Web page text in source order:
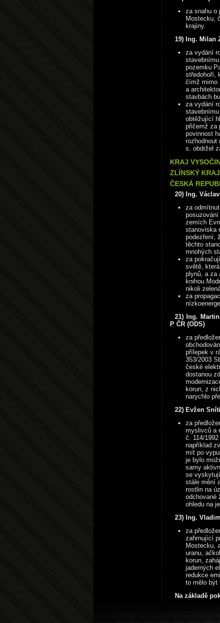
za snahu o
Mostecku,
krajiny.
19) Ing. Milan
za vydání
pozemku
středohoří,
čímž mimo
a
stavbách
za vydání
obtěžující
přičemž za
povinnost
rozhodnout
s. obdržel
KRAJ
ZLÍNSKÝ
ČESKÁ
20) Ing.
za
zemích
stanoviska
podezření,
těchto
mnohých
za
světě,
plynů, a za
knihou
nikoli
za
21) Ing.
P ČR (ODS)
za
přílepek v
353/2003
české
dostanou
korun, z
narychlo
22) Evžen
za
myslivců a
č. 114/
například
mít po
je bylo
samy
se
stále mění
rostlin na
odchované
ohledu na
23) Ing.
za
zahrnující
Mostecku,
uranu,
korun,
jaderných
redukce
to mělo být
Na základě